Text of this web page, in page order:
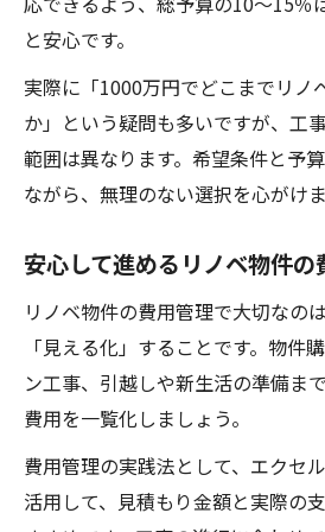
と安心です。
実際に「1000万円でどこまでリノ
か」という疑問も多いですが、工
範囲は異なります。希望条件と予
ながら、無理のない選択を心がけま
安心して進めるリノベ物件の
リノベ物件の費用管理で大切なの
「見える化」することです。物件
ン工事、引越しや新生活の準備ま
費用を一覧化しましょう。
費用管理の実践法として、エクセ
活用して、見積もり金額と実際の